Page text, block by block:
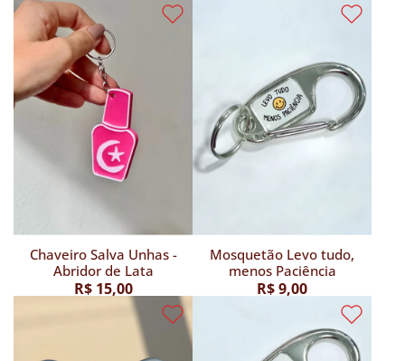
Chaveiro Salva Unhas -
Abridor de Lata
R$ 15,00
Mosquetão Levo tudo,
menos Paciência
R$ 9,00